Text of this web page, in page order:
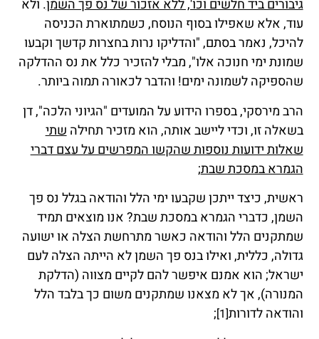
גיבורים ביד חלשים וכו', ללא אזכור של נס פך השמן. ולא
עוד, אלא שאפילו בסוף הנוסח, כשמתוארת הכניסה
להיכל, נאמר בסתם, "והדליקו נרות בחצרות קדשך וקבעו
שמונת ימי חנוכה אלו", מבלי להזכיר כלל את נס ההדלקה
שהספיקה לשמונה ימים! והדבר לכאורה תמוה ביותר.
הרב מירסקי, בספרו הידוע על המועדים "הגיוני הלכה", דן
בשאלה זו, וכדי ליישב אותה, הוא מזכיר תחילהשתי
שאלות ידועות נוספות שהקשו המפרשים על עצם דברי
הגמרא במסכת שבת;
ראשית, כיצד ייתכן שקבעו ימי הלל והודאה בגלל נס פך
השמן, כדברי הגמרא במסכת שבת? אנו מוצאים תמיד
שמתקנים הלל והודאה כאשר מתרחשת הצלה או ישועה
גדולה, כללית, ואילו בנס פך השמן לא הייתה הצלה לעם
ישראל; הוא אמנם איפשר להם לקיים מצווה (הדלקת
המנורה), אך לא מצאנו שמתקנים משום כך בלבד הלל
והודאה לדורות[1]
;